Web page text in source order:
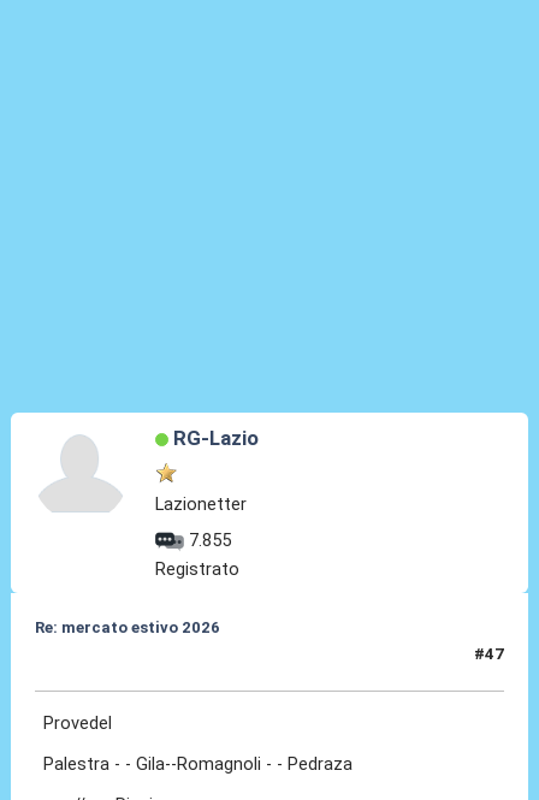
RG-Lazio
Lazionetter
7.855
Registrato
Re: mercato estivo 2026
#47
Provedel
Palestra - - Gila--Romagnoli - - Pedraza